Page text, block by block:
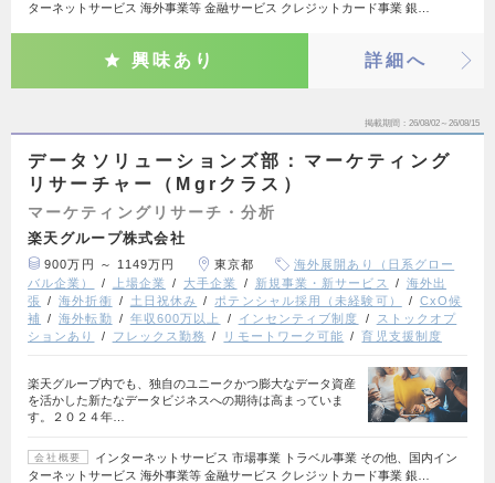
ターネットサービス 海外事業等 金融サービス クレジットカード事業 銀…
興味あり 詳細へ
掲載期間 26/08/02～26/08/15
データソリューションズ部：マーケティング
リサーチャー（Mgrクラス）
マーケティングリサーチ・分析
楽天グループ株式会社
900万円 ～ 1149万円 東京都
海外展開あり（日系グロー
バル企業）
上場企業 大手企業 新規事業・新サービス
海外出
張
海外折衝 土日祝休み ポテンシャル採用（未経験可）
CxO候
補
海外転勤 年収600万以上 インセンティブ制度
ストックオプ
ションあり
フレックス勤務 リモートワーク可能 育児支援制度
楽天グループ内でも、独自のユニークかつ膨大なデータ資産
を活かした新たなデータビジネスへの期待は高まっていま
す。２０２４年…
会社概要
インターネットサービス 市場事業 トラベル事業 その他、国内イン
ターネットサービス 海外事業等 金融サービス クレジットカード事業 銀…